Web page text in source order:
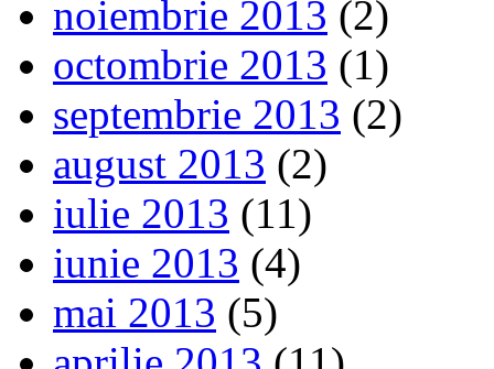
noiembrie 2013 (2)
octombrie 2013 (1)
septembrie 2013 (2)
august 2013 (2)
iulie 2013 (11)
iunie 2013 (4)
mai 2013 (5)